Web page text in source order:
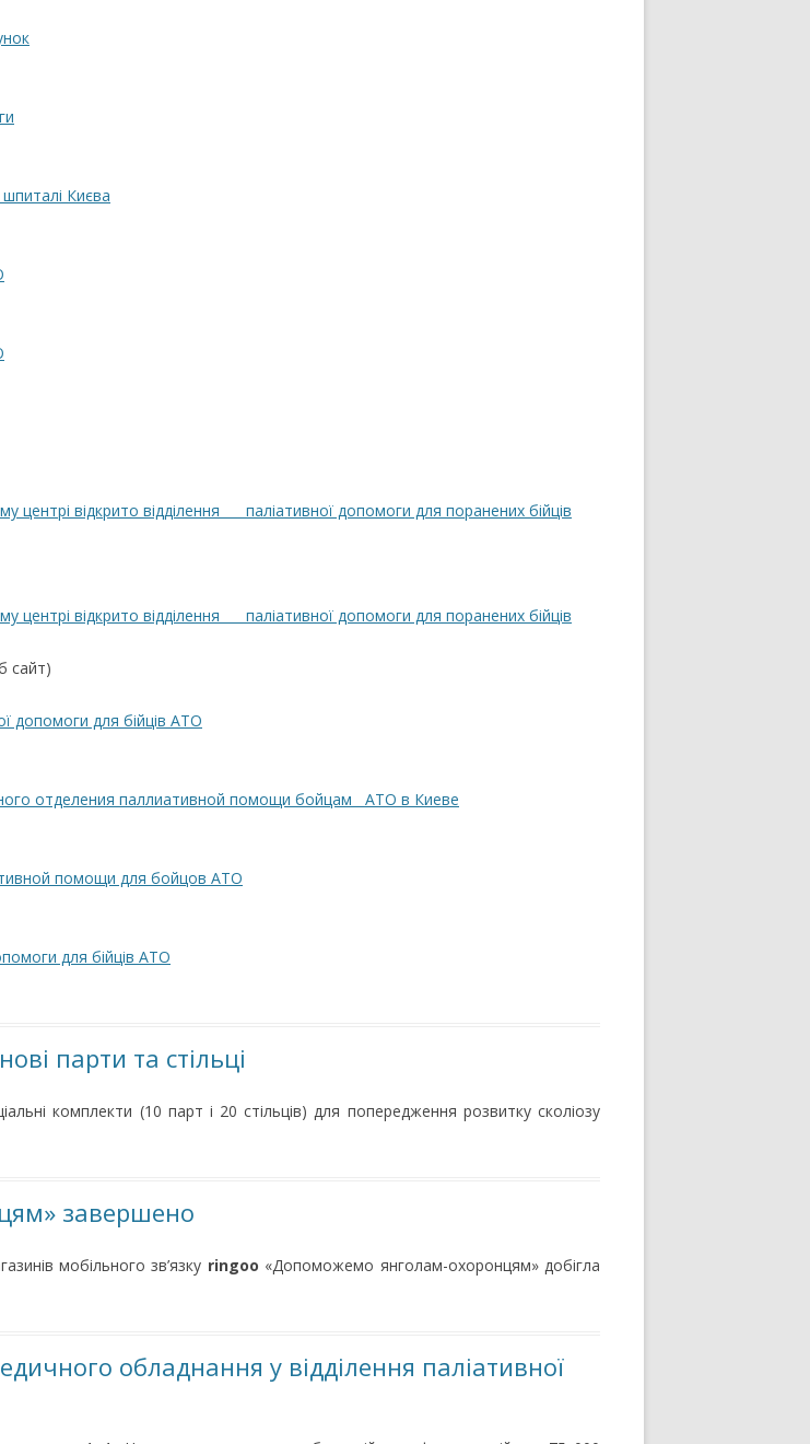
Києва
центрі відкрито відділення паліативної допомоги для поранених бійців
центрі відкрито відділення паліативної допомоги для поранених бійців
сайт)
допомоги для бійців АТО
отделения паллиативной помощи бойцам АТО в Киеве
помощи для бойцов АТО
для бійців АТО
парти та стільці
комплекти (10 парт і 20 стільців) для попередження розвитку сколіозу
завершено
мобільного зв’язку ringoo «Допоможемо янголам-охоронцям» добігла
обладнання у відділення паліативної